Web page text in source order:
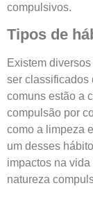
compulsivos.
Tipos de
Existem
ser classificados
comuns estão a
compulsão por
como a limpeza
um desses
impactos na
natureza